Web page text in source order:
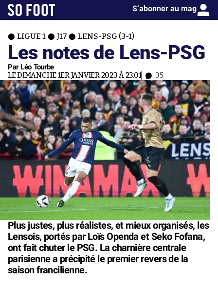
S’abonner au mag
LIGUE 1 J17 LENS-PSG (3-1)
Les notes de Lens-PSG
Par Léo Tourbe
LE DIMANCHE 1ER JANVIER 2023 À 23:01 35
Plus justes, plus réalistes, et mieux organisés, les
Lensois, portés par Loïs Openda et Seko Fofana,
ont fait chuter le PSG. La charnière centrale
parisienne a précipité le premier revers de la
saison francilienne.